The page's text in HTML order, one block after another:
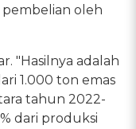
oleh
"Hasilnya adalah
1.000 ton emas
tahun 2022-
dari produksi